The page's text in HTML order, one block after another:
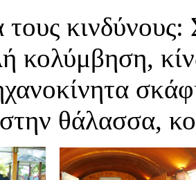
κολύμβηση,
στην θάλασσα,